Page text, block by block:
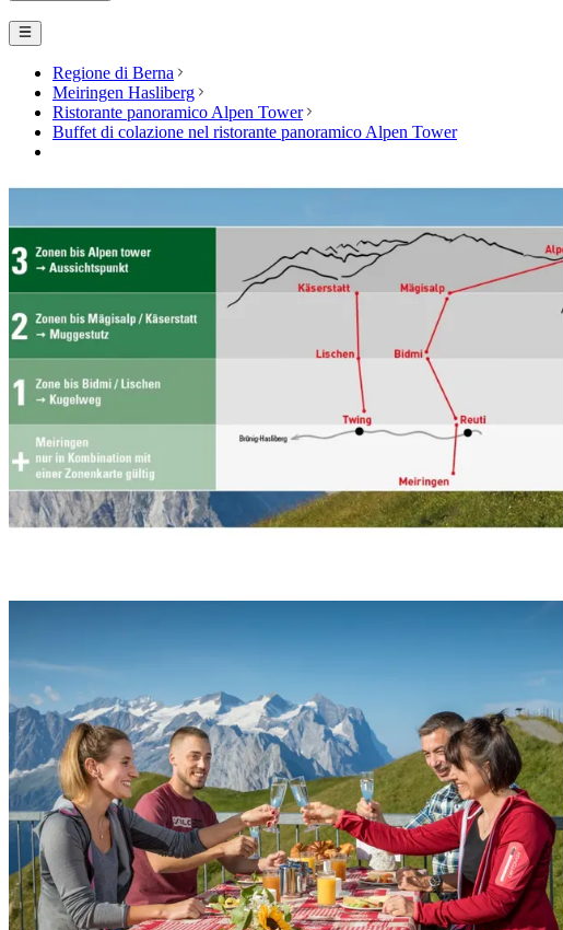
Regione di Berna
Meiringen Hasliberg
Ristorante panoramico Alpen Tower
Buffet di colazione nel ristorante panoramico Alpen Tower